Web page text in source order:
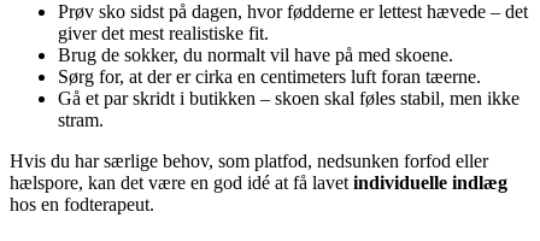
Prøv sko sidst på dagen, hvor fødderne er lettest hævede – det
giver det mest realistiske fit.
Brug de sokker, du normalt vil have på med skoene.
Sørg for, at der er cirka en centimeters luft foran tæerne.
Gå et par skridt i butikken – skoen skal føles stabil, men ikke
stram.
Hvis du har særlige behov, som platfod, nedsunken forfod eller
hælspore, kan det være en god idé at få lavet individuelle indlæg
hos en fodterapeut.